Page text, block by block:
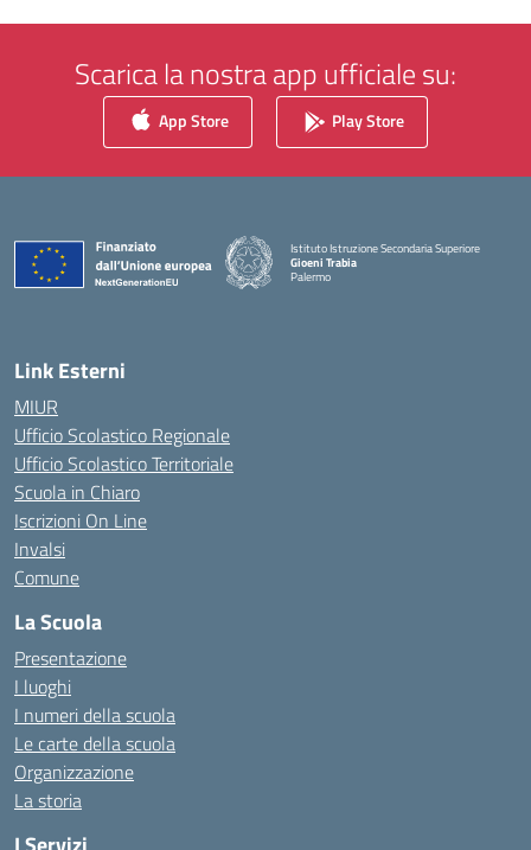
Scarica la nostra app ufficiale su:
App Store Play Store
Istituto Istruzione Secondaria Superiore
Gioeni Trabia
Palermo
Link Esterni
MIUR
Ufficio Scolastico Regionale
Ufficio Scolastico Territoriale
Scuola in Chiaro
Iscrizioni On Line
Invalsi
Comune
La Scuola
Presentazione
I luoghi
I numeri della scuola
Le carte della scuola
Organizzazione
La storia